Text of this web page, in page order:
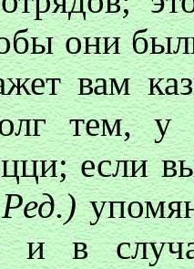
они
вам
тем,
если
Ред.)
и в